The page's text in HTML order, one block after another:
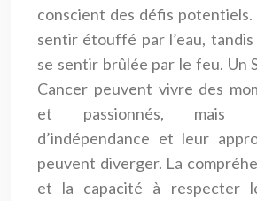
conscient des défis
sentir étouffé par l’eau, tandis
se sentir brûlée par le feu. Un
Cancer peuvent vivre des
et passionnés, mais
d’indépendance et leur
peuvent diverger. La
et la capacité à respecter